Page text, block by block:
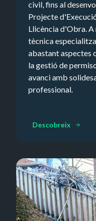
civil, fins al
Projecte
Llicència d'Obra. A
tècnica
abastant aspectes
la gestió de
avanci amb
professional.
Descobreix